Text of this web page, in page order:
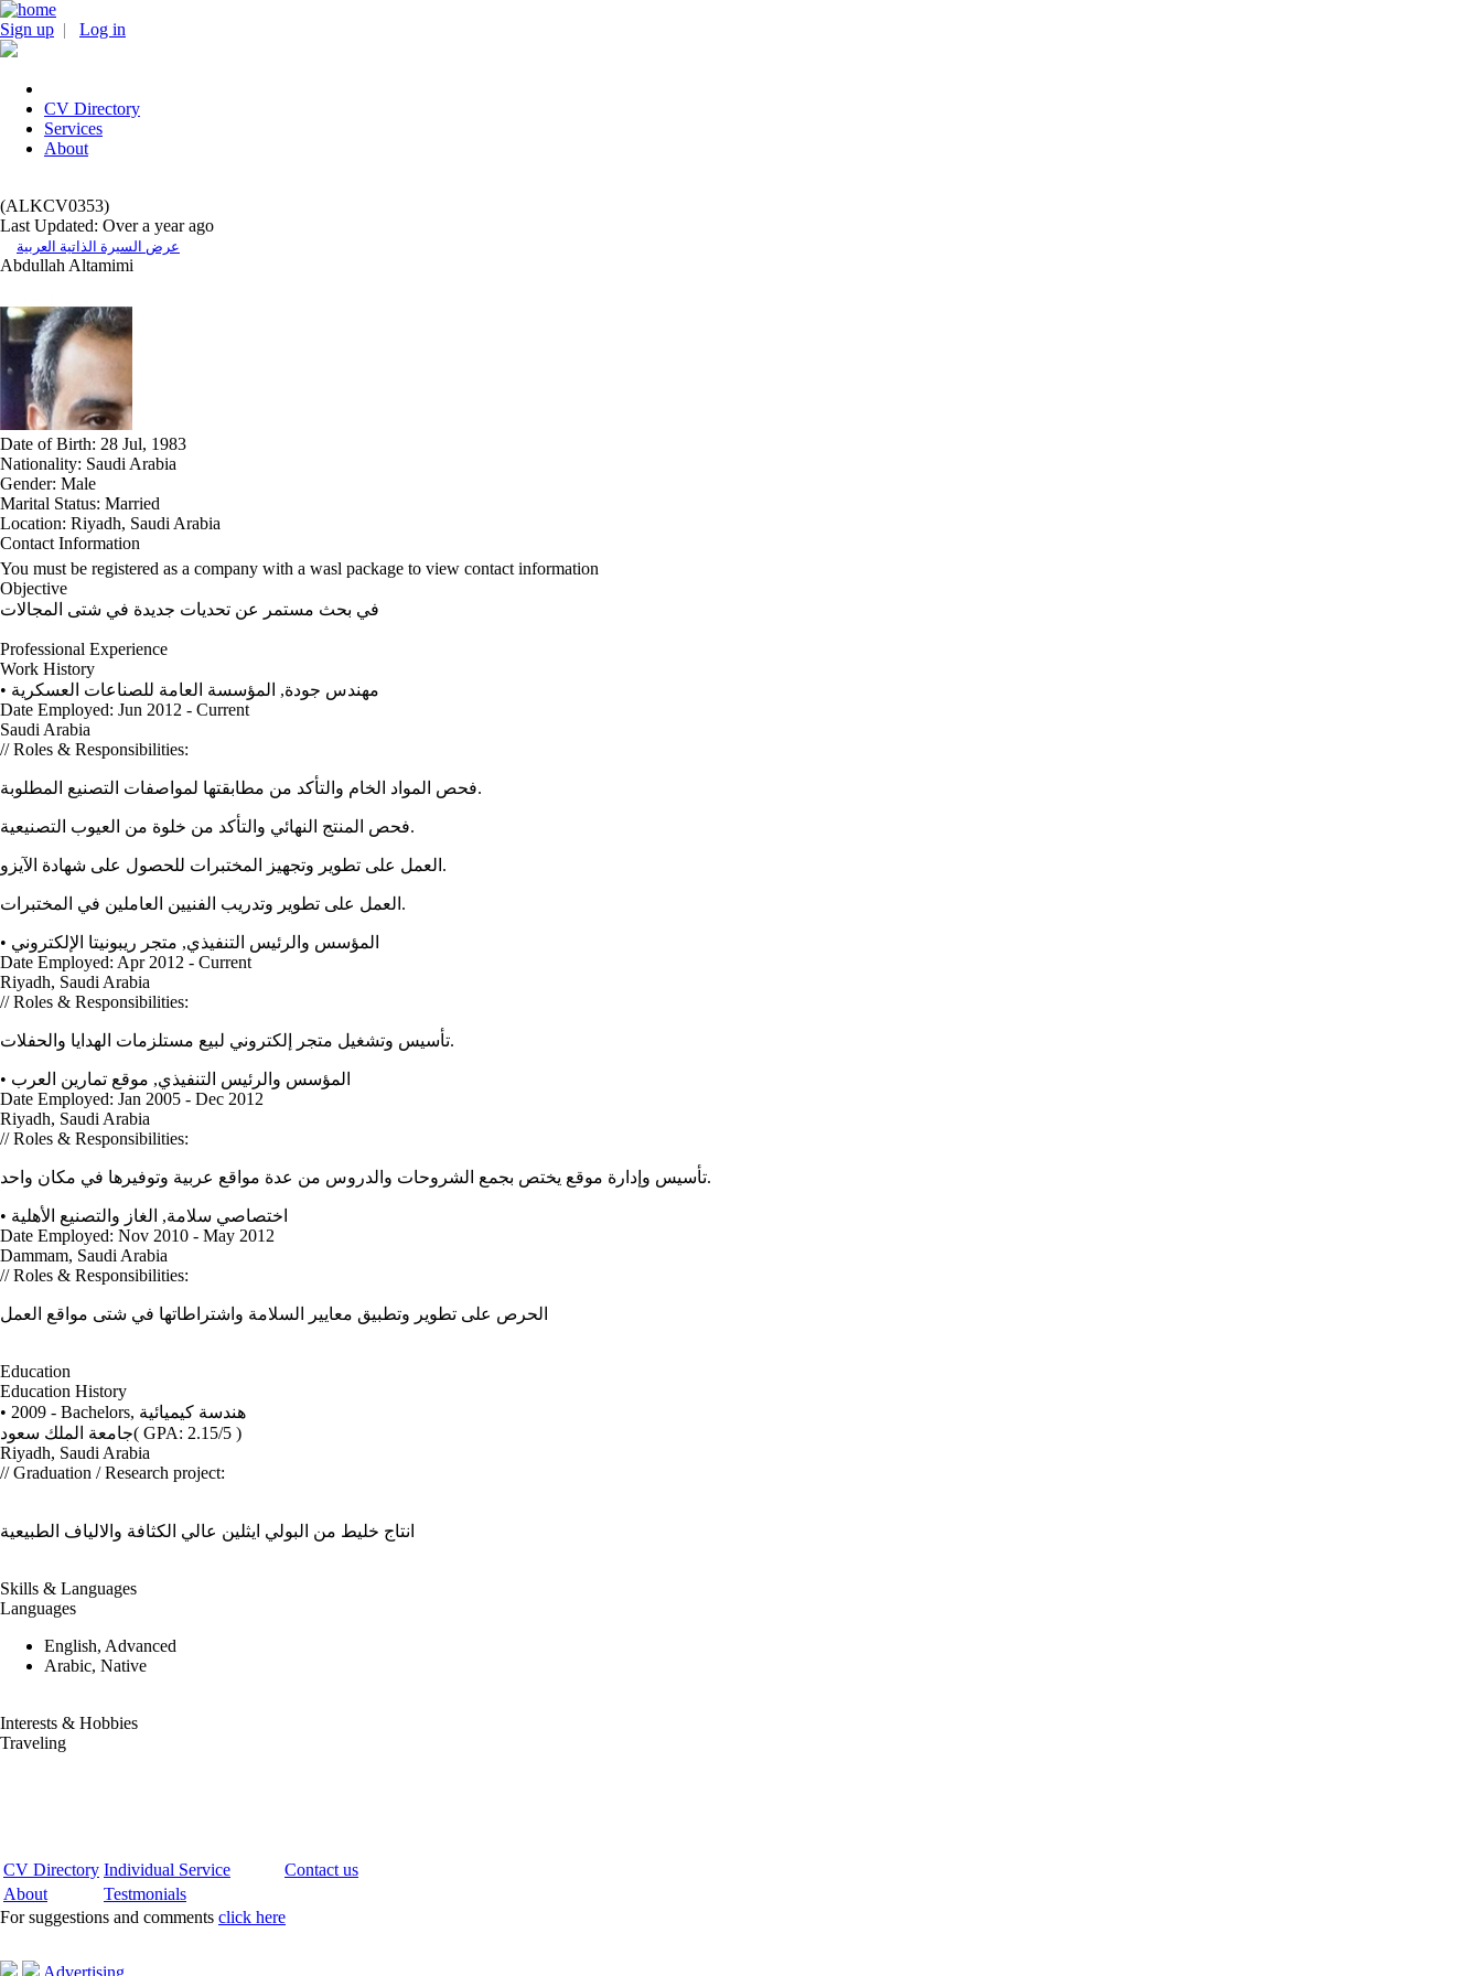
Sign up | Log in
CV Directory
Services
About
(ALKCV0353)
Last Updated: Over a year ago
عرض السيرة الذاتية العربية
Abdullah Altamimi
Date of Birth: 28 Jul, 1983
Nationality: Saudi Arabia
Gender: Male
Marital Status: Married
Location: Riyadh, Saudi Arabia
Contact Information
You must be registered as a company with a wasl package to view contact information
Objective
في بحث مستمر عن تحديات جديدة في شتى المجالات
Professional Experience
Work History
•
مهندس جودة, المؤسسة العامة للصناعات العسكرية
Date Employed: Jun 2012 - Current
Saudi Arabia
// Roles & Responsibilities:
فحص المواد الخام والتأكد من مطابقتها لمواصفات التصنيع المطلوبة.
فحص المنتج النهائي والتأكد من خلوة من العيوب التصنيعية.
العمل على تطوير وتجهيز المختبرات للحصول على شهادة الآيزو.
العمل على تطوير وتدريب الفنيين العاملين في المختبرات.
• المؤسس والرئيس التنفيذي, متجر ريبونيتا الإلكتروني
Date Employed: Apr 2012 - Current
Riyadh, Saudi Arabia
// Roles & Responsibilities:
تأسيس وتشغيل متجر إلكتروني لبيع مستلزمات الهدايا والحفلات.
• المؤسس والرئيس التنفيذي, موقع تمارين العرب
Date Employed: Jan 2005 - Dec 2012
Riyadh, Saudi Arabia
// Roles & Responsibilities:
تأسيس وإدارة موقع يختص بجمع الشروحات والدروس من عدة مواقع عربية وتوفيرها في مكان واحد.
• اختصاصي سلامة, الغاز والتصنيع الأهلية
Date Employed: Nov 2010 - May 2012
Dammam, Saudi Arabia
// Roles & Responsibilities:
الحرص على تطوير وتطبيق معايير السلامة واشتراطاتها في شتى مواقع العمل
Education
Education History
• 2009 - Bachelors, هندسة كيميائية
جامعة الملك سعود( GPA: 2.15/5 )
Riyadh, Saudi Arabia
// Graduation / Research project:
انتاج خليط من البولي ايثلين عالي الكثافة والالياف الطبيعية
Skills & Languages
Languages
English, Advanced
Arabic, Native
Interests & Hobbies
Traveling
CV Directory Individual Service
Contact us
About
Testmonials
For suggestions and comments click here
Advertising